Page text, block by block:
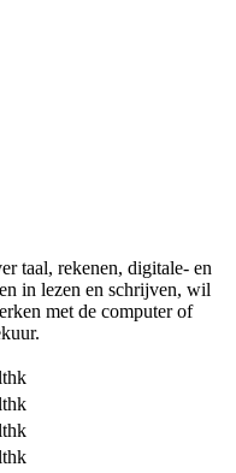
taal, rekenen, digitale- en
in lezen en schrijven, wil
met de computer of